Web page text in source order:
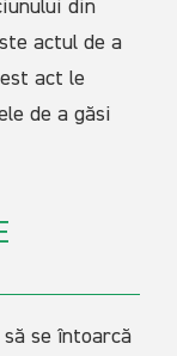
din
actul de a
act le
de a găsi
să se întoarcă